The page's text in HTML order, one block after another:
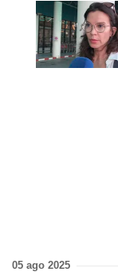
05 ago 2025